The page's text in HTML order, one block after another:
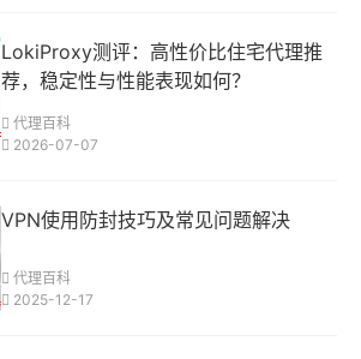
LokiProxy测评：高性价比住宅代理推
荐，稳定性与性能表现如何？
代理百科
2026-07-07
VPN使用防封技巧及常见问题解决
代理百科
2025-12-17